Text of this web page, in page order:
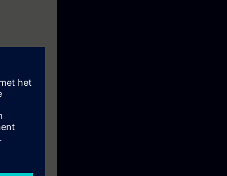
virtuella